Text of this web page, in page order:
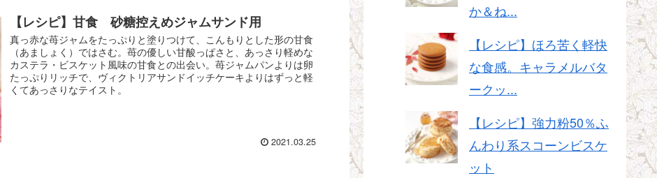
【レシピ】甘食 砂糖控えめジャムサンド用
真っ赤な苺ジャムをたっぷりと塗りつけて、こんもりとした形の甘食
（あましょく）ではさむ。苺の優しい甘酸っぱさと、あっさり軽めな
カステラ・ビスケット風味の甘食との出会い。苺ジャムパンよりは卵
たっぷりリッチで、ヴィクトリアサンドイッチケーキよりはずっと軽
くてあっさりなテイスト。
2021.03.25
か＆ね...
【レシピ】ほろ苦く軽快
な食感。キャラメルバタ
ークッ...
【レシピ】強力粉50％ふ
んわり系スコーンビスケ
ット